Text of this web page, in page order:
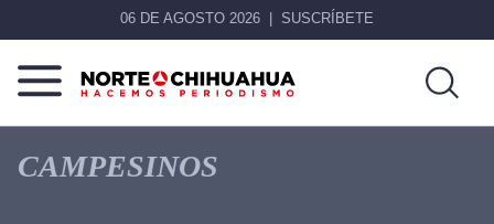
06 DE AGOSTO 2026 SUSCRÍBETE
Norte
De
Chihuahua
Más
que
noticias,
CAMPESINOS